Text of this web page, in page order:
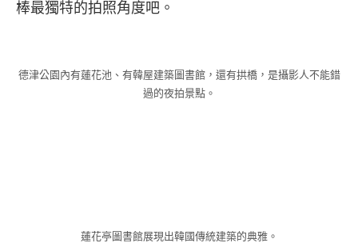
棒最獨特的拍照角度吧。
德津公園內有蓮花池、有韓屋建築圖書館，還有拱橋，是攝影人不能錯
過的夜拍景點。
蓮花亭圖書館展現出韓國傳統建築的典雅。